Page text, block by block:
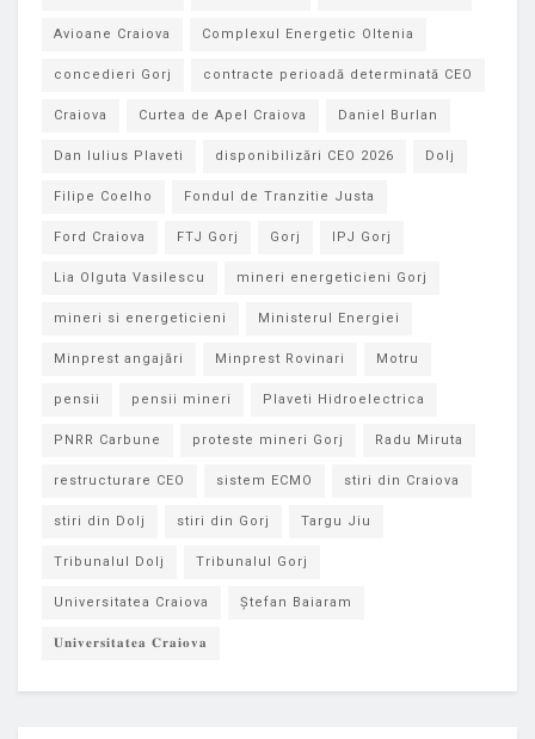
Avioane Craiova Complexul Energetic Oltenia
concedieri Gorj contracte perioadă determinată CEO
Craiova Curtea de Apel Craiova Daniel Burlan
Dan Iulius Plaveti disponibilizări CEO 2026 Dolj
Filipe Coelho Fondul de Tranzitie Justa
Ford Craiova FTJ Gorj Gorj IPJ Gorj
Lia Olguta Vasilescu mineri energeticieni Gorj
mineri si energeticieni Ministerul Energiei
Minprest angajări Minprest Rovinari Motru
pensii pensii mineri Plaveti Hidroelectrica
PNRR Carbune proteste mineri Gorj Radu Miruta
restructurare CEO sistem ECMO stiri din Craiova
stiri din Dolj stiri din Gorj Targu Jiu
Tribunalul Dolj Tribunalul Gorj
Universitatea Craiova Ștefan Baiaram
𝐔𝐧𝐢𝐯𝐞𝐫𝐬𝐢𝐭𝐚𝐭𝐞𝐚 𝐂𝐫𝐚𝐢𝐨𝐯𝐚